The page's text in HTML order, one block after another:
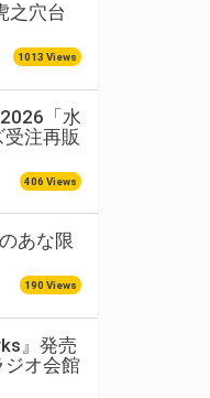
之穴台
1013 Views
2026「水
注再販
406 Views
あな限
190 Views
』発売
ジオ会館